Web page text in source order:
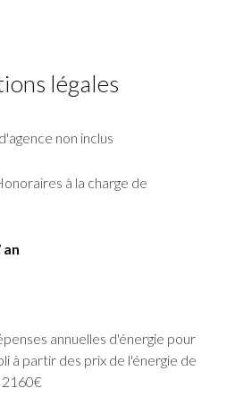
légales
non inclus
à la charge de
an
annuelles d'énergie pour
à partir des prix de l'énergie de
2160€